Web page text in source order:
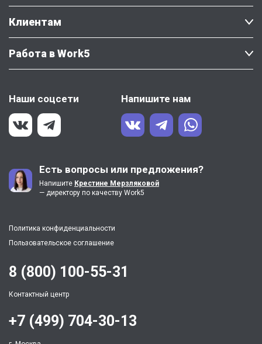
Клиентам
Работа в Work5
Наши соцсети Напишите нам
Есть вопросы или предложения?
Напишите Крестине Мерзляковой
— директору по качеству Work5
Политика конфиденциальности
Пользовательское соглашение
8 (800) 100-55-31
Контактный центр
+7 (499) 704-30-13